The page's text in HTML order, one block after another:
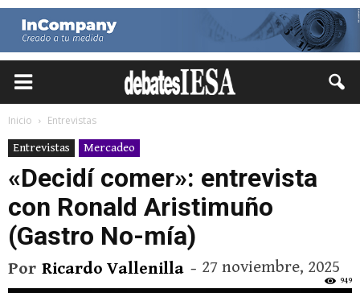
Inicio
Entrevistas
Entrevistas
Mercadeo
«Decidí comer»: entrevista
con Ronald Aristimuño
(Gastro No-mía)
Por Ricardo Vallenilla - 27 noviembre, 2025
949